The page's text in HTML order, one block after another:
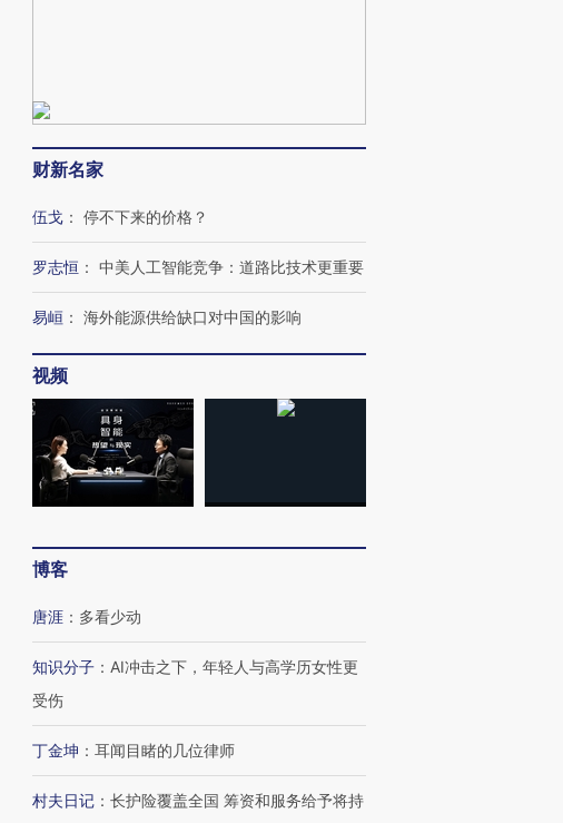
财新名家
伍戈 ： 停不下来的价格？
罗志恒 ： 中美人工智能竞争：道路比技术更重要
易峘 ： 海外能源供给缺口对中国的影响
视频
博客
唐涯 ： 多看少动
知识分子 ： AI冲击之下，年轻人与高学历女性更
受伤
丁金坤 ： 耳闻目睹的几位律师
村夫日记 ： 长护险覆盖全国 筹资和服务给予将持